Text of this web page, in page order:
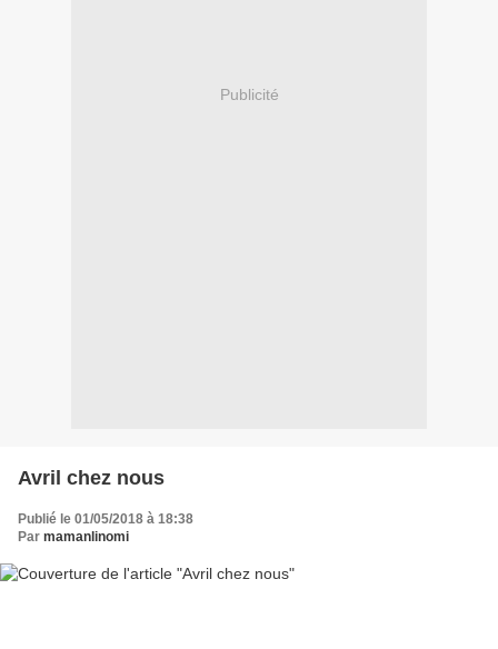
Publicité
Avril chez nous
Publié le 01/05/2018 à 18:38
Par mamanlinomi